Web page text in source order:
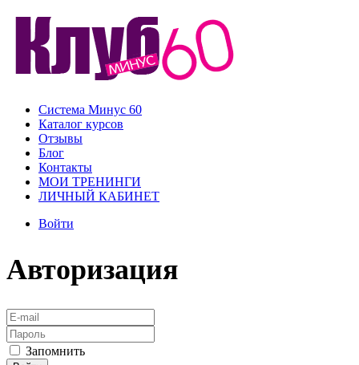
Система Минус 60
Каталог курсов
Отзывы
Блог
Контакты
МОИ ТРЕНИНГИ
ЛИЧНЫЙ КАБИНЕТ
Войти
Авторизация
Запомнить